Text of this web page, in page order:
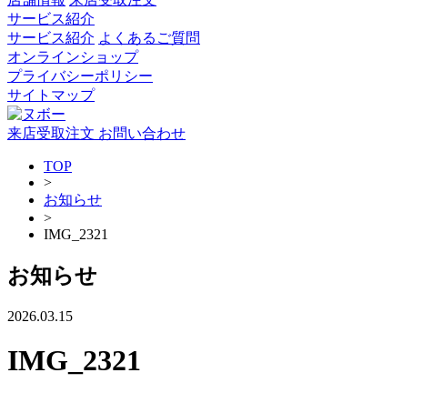
サービス紹介
サービス紹介 よくあるご質問
オンラインショップ
プライバシーポリシー
サイトマップ
来店受取注文 お問い合わせ
TOP
>
お知らせ
>
IMG_2321
お知らせ
2026.03.15
IMG_2321